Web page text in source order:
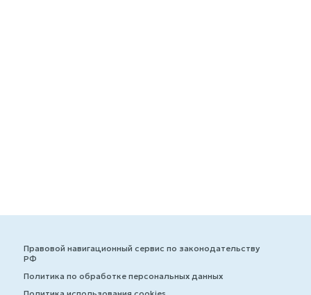
Правовой навигационный сервис по законодательству
РФ
Политика по обработке персональных данных